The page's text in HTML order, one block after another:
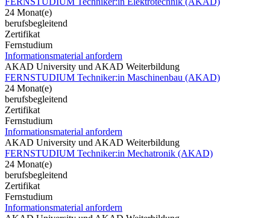
24 Monat(e)
berufsbegleitend
Zertifikat
Fernstudium
Informationsmaterial anfordern
AKAD University und AKAD Weiterbildung
FERNSTUDIUM Techniker:in Maschinenbau (AKAD)
24 Monat(e)
berufsbegleitend
Zertifikat
Fernstudium
Informationsmaterial anfordern
AKAD University und AKAD Weiterbildung
FERNSTUDIUM Techniker:in Mechatronik (AKAD)
24 Monat(e)
berufsbegleitend
Zertifikat
Fernstudium
Informationsmaterial anfordern